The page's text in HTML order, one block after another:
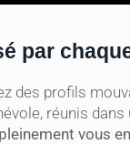
par
des profils
réunis
vous